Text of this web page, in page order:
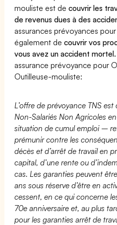
mouliste est decouvrir les
de revenus dues à des
assurances prévoyances
également decouvrir vos
vous avez un accident mortel.
assurance prévoyance pour
Outilleuse-mouliste:
L’offre de prévoyance TNS est
Non-Salariés Non Agricoles
situation de cumul emploi –
prémunir contre les
décès et d’arrêt de travail en
capital, d’une rente ou
cas. Les garanties peuvent
ans sous réserve d’être en
cessent, en ce qui concerne
70e anniversaire et, au plus
pour les garanties arrêt de